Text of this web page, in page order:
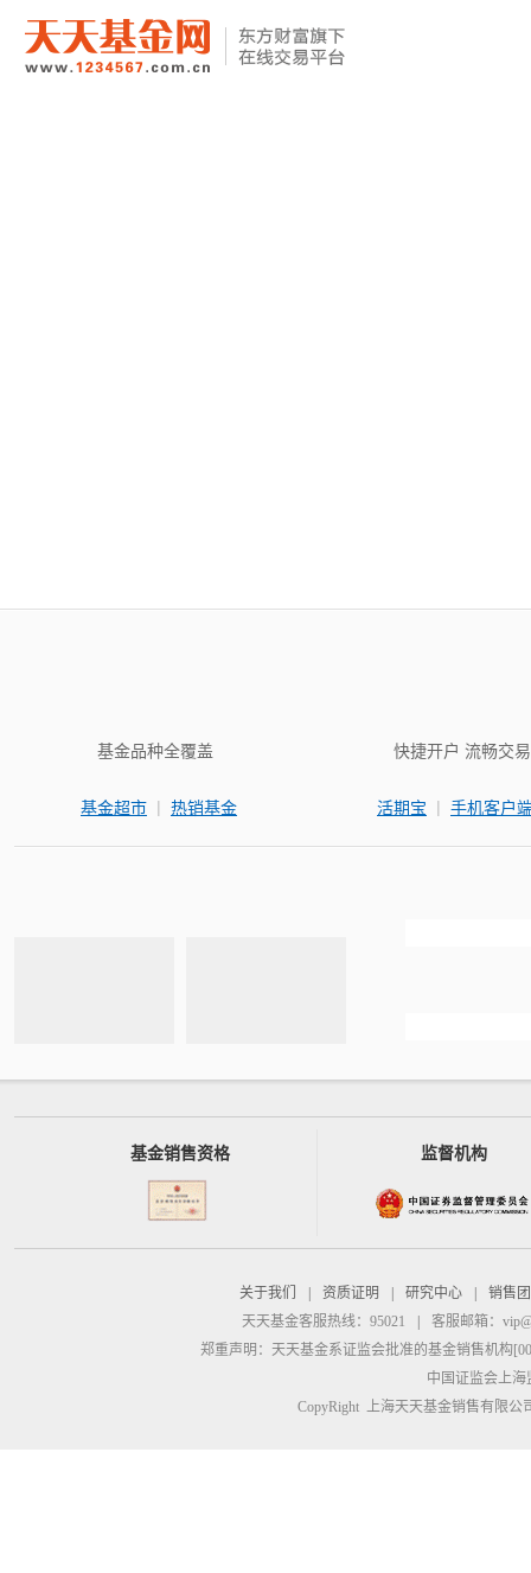
基金品种全覆盖
基金超市 | 热销基金
快捷开户 流畅交易
活期宝 | 手机客户
基金销售资格 监督机构
关于我们 资质证明 研究中心
销售
天天基金客服热线：95021
客服邮箱：
郑重声明： 天天基金系证监会批准的基金销售机构
中国证监会上
CopyRight 上海天天基金销售有限